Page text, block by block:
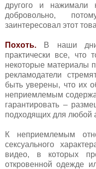
другого и нажимали
добровольно,
заинтересовал этот
Похоть. В наши дни
практически все, что
некоторые материалы
рекламодатели
быть уверены, что их
неприемлемым
гарантировать –
подходящих для любой
К неприемлемым
сексуального
видео, в которых
откровенной одежде